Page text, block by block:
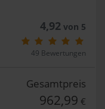
4,92von 5
49 Bewertungen
Gesamtpreis
962,99 €